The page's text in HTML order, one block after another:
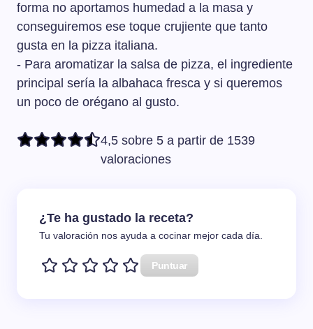
forma no aportamos humedad a la masa y
conseguiremos ese toque crujiente que tanto
gusta en la pizza italiana.
- Para aromatizar la salsa de pizza, el ingrediente
principal sería la albahaca fresca y si queremos
un poco de orégano al gusto.
4,5 sobre 5 a partir de 1539
valoraciones
¿Te ha gustado la receta?
Tu valoración nos ayuda a cocinar mejor cada día.
Puntuar